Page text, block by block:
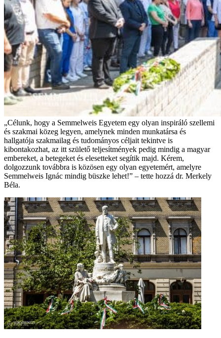
„Célunk, hogy a Semmelweis Egyetem egy olyan inspiráló szellemi
és szakmai közeg legyen, amelynek minden munkatársa és
hallgatója szakmailag és tudományos céljait tekintve is
kibontakozhat, az itt születő teljesítmények pedig mindig a magyar
embereket, a betegeket és elesetteket segítik majd. Kérem,
dolgozzunk továbbra is közösen egy olyan egyetemért, amelyre
Semmelweis Ignác mindig büszke lehet!” – tette hozzá dr. Merkely
Béla.